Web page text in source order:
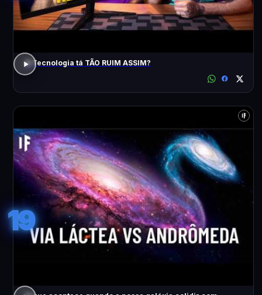
A Tecnologia tá TÃO RUIM ASSIM?
19